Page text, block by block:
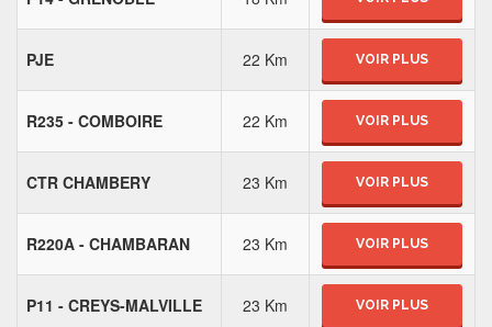
PJE 22 Km VOIR PLUS
R235 - COMBOIRE 22 Km VOIR PLUS
CTR CHAMBERY 23 Km VOIR PLUS
R220A - CHAMBARAN 23 Km VOIR PLUS
P11 - CREYS-MALVILLE 23 Km VOIR PLUS